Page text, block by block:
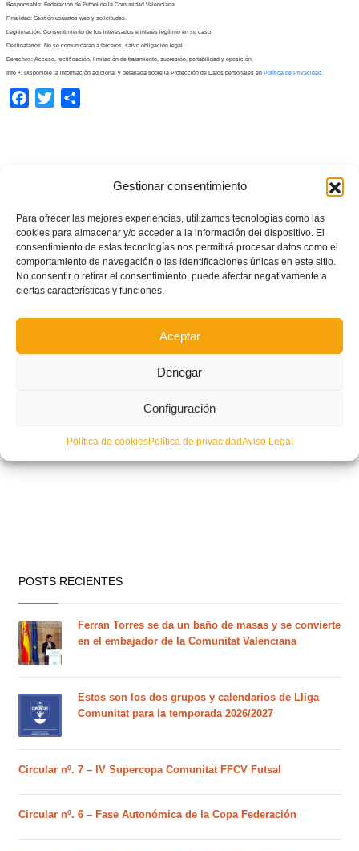
Gestionar consentimiento
Para ofrecer las mejores experiencias, utilizamos tecnologías como las
cookies para almacenar y/o acceder a la información del dispositivo. El
consentimiento de estas tecnologías nos permitirá procesar datos como el
comportamiento de navegación o las identificaciones únicas en este sitio.
No consentir o retirar el consentimiento, puede afectar negativamente a
ciertas características y funciones.
Aceptar
Denegar
Configuración
Política de cookiesPolítica de privacidadAviso Legal
Responsable: Federación de Futbol de la Comunidad Valenciana.
Finalidad: Gestión usuarios web y solicitudes.
Legitimación: Consentimiento de los interesados e interés legítimo en su caso.
Destinatarios: No se comunicaran a terceros, salvo obligación legal.
Derechos: Acceso, rectificación, limitación de tratamiento, supresión, portabilidad y oposición.
Info +: Disponible la información adicional y detallada sobre la Protección de Datos personales en Política de Privacidad.
Facebook
Twitter
POSTS RECIENTES
Ferran Torres se da un baño de masas y se convierte
en el embajador de la Comunitat Valenciana
Estos son los dos grupos y calendarios de Lliga
Comunitat para la temporada 2026/2027
Circular nº. 7 – IV Supercopa Comunitat FFCV Futsal
Circular nº. 6 – Fase Autonómica de la Copa Federación